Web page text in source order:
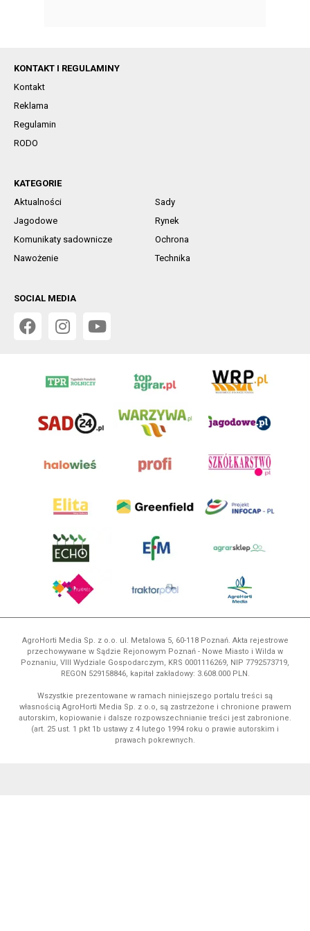
KONTAKT I REGULAMINY
Kontakt
Reklama
Regulamin
RODO
KATEGORIE
Aktualności
Sady
Jagodowe
Rynek
Komunikaty sadownicze
Ochrona
Nawożenie
Technika
SOCIAL MEDIA
AgroHorti Media Sp. z o.o. ul. Metalowa 5, 60-118 Poznań. Akta rejestrowe
przechowywane w Sądzie Rejonowym Poznań - Nowe Miasto i Wilda w
Poznaniu, VIII Wydziale Gospodarczym, KRS 0001116269, NIP 7792573719,
REGON 529158846, kapitał zakładowy: 3.608.000 PLN.
Wszystkie prezentowane w ramach niniejszego portalu treści są
własnością AgroHorti Media Sp. z o.o, są zastrzeżone i chronione prawem
autorskim, kopiowanie i dalsze rozpowszechnianie treści jest zabronione.
(art. 25 ust. 1 pkt 1b ustawy z 4 lutego 1994 roku o prawie autorskim i
prawach pokrewnych.